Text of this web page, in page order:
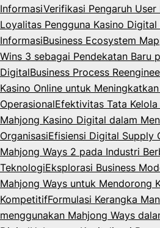
InformasiVerifikasi Pengaruh
Loyalitas Pengguna Kasino
InformasiBusiness Ecosystem
Wins 3 sebagai Pendekatan Baru
DigitalBusiness Process
Kasino Online untuk
OperasionalEfektivitas Tata
Mahjong Kasino Digital dalam
OrganisasiEfisiensi Digital Supply
Mahjong Ways 2 pada Industri
TeknologiEksplorasi Business
Mahjong Ways untuk Mendorong
KompetitifFormulasi Kerangka
menggunakan Mahjong Ways